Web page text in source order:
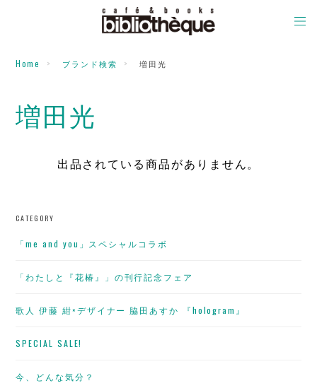
Home ブランド検索 増田光
増田光
出品されている商品がありません。
CATEGORY
「me and you」スペシャルコラボ
「わたしと『花椿』」の刊行記念フェア
歌人 伊藤 紺×デザイナー 脇田あすか 『hologram』
SPECIAL SALE!
今、どんな気分？